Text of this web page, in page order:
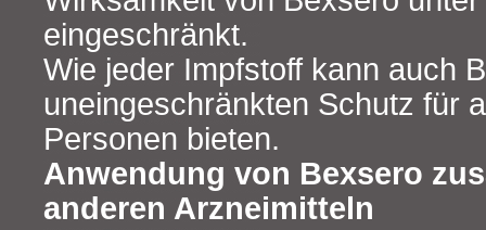
eingeschränkt.
Wie jeder Impfstoff kann auch
uneingeschränkten Schutz für
Personen bieten.
Anwendung von Bexsero
anderen Arzneimitteln